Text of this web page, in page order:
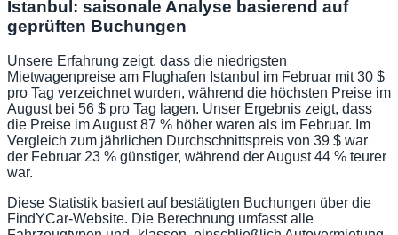
Istanbul: saisonale Analyse basierend auf
geprüften Buchungen
Unsere Erfahrung zeigt, dass die niedrigsten
Mietwagenpreise am Flughafen Istanbul im Februar mit 30 $
pro Tag verzeichnet wurden, während die höchsten Preise im
August bei 56 $ pro Tag lagen. Unser Ergebnis zeigt, dass
die Preise im August 87 % höher waren als im Februar. Im
Vergleich zum jährlichen Durchschnittspreis von 39 $ war
der Februar 23 % günstiger, während der August 44 % teurer
war.
Diese Statistik basiert auf bestätigten Buchungen über die
FindYCar-Website. Die Berechnung umfasst alle